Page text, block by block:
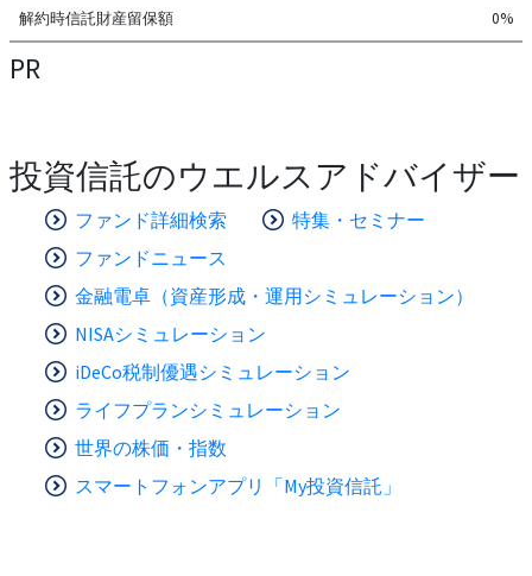
解約時信託財産留保額 0%
PR
投資信託のウエルスアドバイザー
ファンド詳細検索
特集・セミナー
ファンドニュース
金融電卓（資産形成・運用シミュレーション）
NISAシミュレーション
iDeCo税制優遇シミュレーション
ライフプランシミュレーション
世界の株価・指数
スマートフォンアプリ「My投資信託」